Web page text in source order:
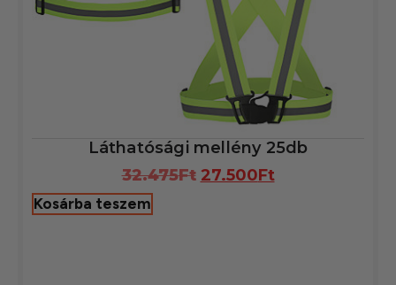
Láthatósági mellény 25db
32.475Ft 27.500Ft
Kosárba teszem